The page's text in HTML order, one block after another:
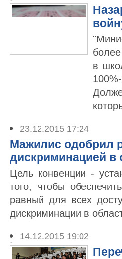
в
23.12.2015 17:24
Мажилис одобрил
дискриминацией в
Цель конвенции -
того, чтобы
равный для всех
дискриминации в
14.12.2015 19:02